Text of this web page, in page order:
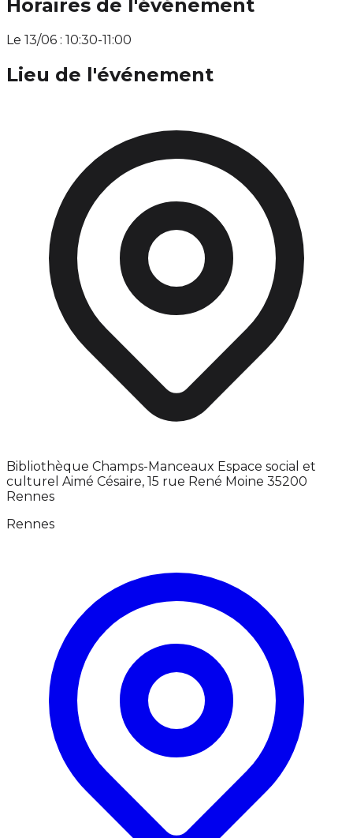
Horaires de l'événement
Le 13/06 : 10:30-11:00
Lieu de l'événement
Bibliothèque Champs-Manceaux Espace social et
culturel Aimé Césaire, 15 rue René Moine 35200
Rennes
Rennes